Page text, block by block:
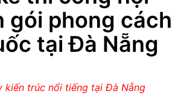
gói phong cách
tại Đà Nẵng
kiến trúc nổi tiếng tại Đà Nẵng